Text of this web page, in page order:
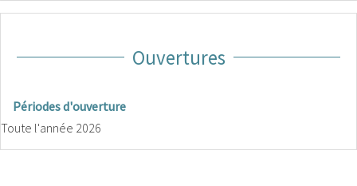
Ouvertures
Périodes d'ouverture
Toute l'année 2026